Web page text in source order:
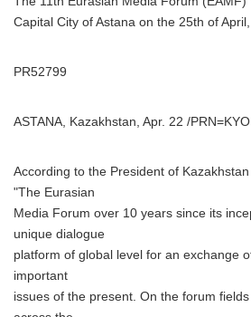
Capital City of Astana on the 25th of
PR52799
ASTANA, Kazakhstan, Apr. 22 /
According to the President of
"The Eurasian
Media Forum over 10 years since its
unique dialogue
platform of global level for an exchange
important
issues of the present. On the forum